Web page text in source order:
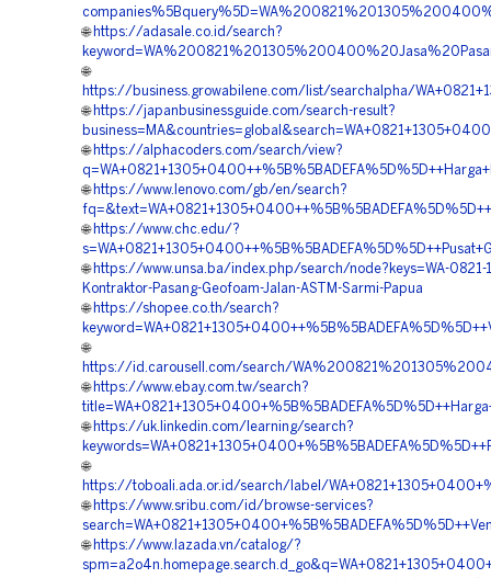
🌐 https://adasale.co.id/search?
🌐
https://business.growabilene.com/list/searchalpha/
🌐 https://japanbusinessguide.com/search-result?
🌐 https://alphacoders.com/search/view?
🌐 https://www.lenovo.com/gb/en/search?
🌐 https://www.chc.edu/?
🌐 https://www.unsa.ba/index.php/search/node?keys=WA-
Kontraktor-Pasang-Geofoam-Jalan-ASTM-Sarmi-Papua
🌐 https://shopee.co.th/search?
🌐
https://id.carousell.com/search/
🌐 https://www.ebay.com.tw/search?
🌐 https://uk.linkedin.com/learning/search?
🌐
https://toboali.ada.or.id/search/label/
🌐 https://www.sribu.com/id/browse-services?
🌐 https://www.lazada.vn/catalog/?